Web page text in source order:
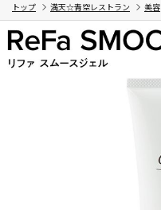
トップ 満天☆青空レストラン 美容